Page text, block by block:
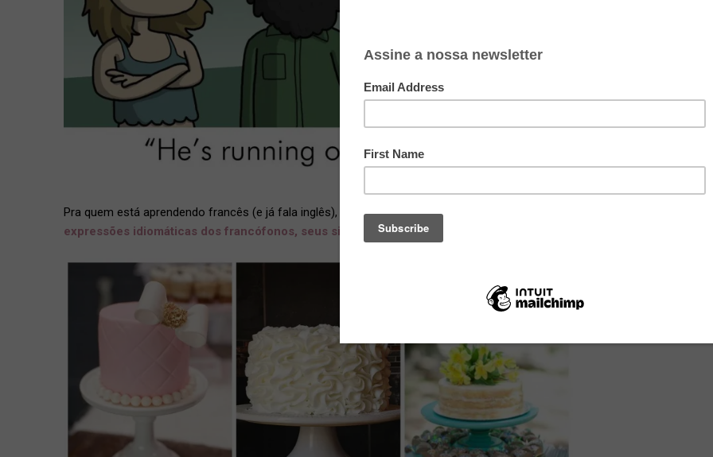
Pra quem está aprendendo francês (e já fala inglês), listinha divertida do Buzzfeed com
expressões idiomáticas dos francófonos, seus significados e suas traduções literais